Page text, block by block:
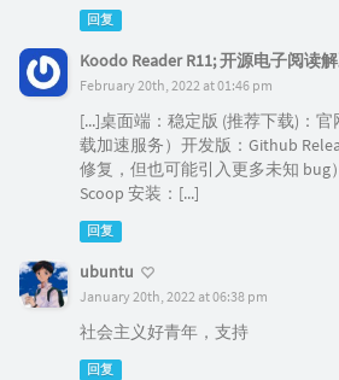
回复
Koodo Reader R11; 开源电子阅读
February 20th, 2022 at 01:46 pm
[...]桌面端：稳定版 (推荐下载)：
载加速服务）开发版：Github
修复，但也可能引入更多未知 bug
Scoop 安装：[...]
回复
ubuntu
January 20th, 2022 at 06:38 pm
社会主义好青年，支持
回复